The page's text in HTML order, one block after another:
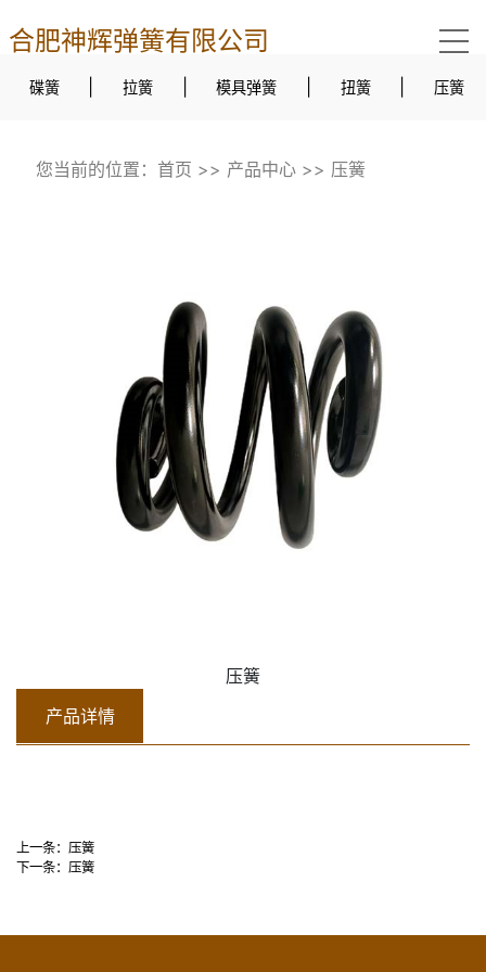
合肥神辉弹簧有限公司
碟簧 拉簧 模具弹簧 扭簧 压簧
您当前的位置： 首页 >> 产品中心>> 压簧
压簧
产品详情
上一条： 压簧
下一条： 压簧